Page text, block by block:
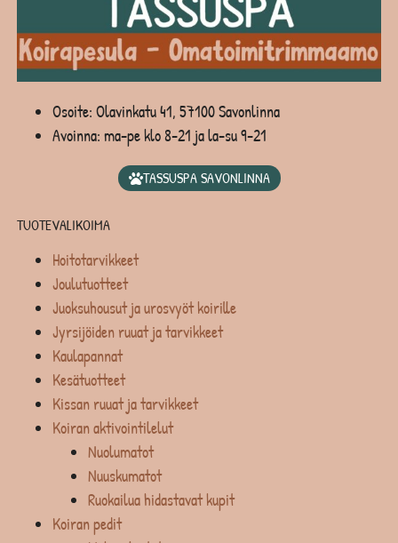
Osoite: Olavinkatu 41, 57100 Savonlinna
Avoinna: ma-pe klo 8-21 ja la-su 9-21
TASSUSPA SAVONLINNA
TUOTEVALIKOIMA
Hoitotarvikkeet
Joulutuotteet
Juoksuhousut ja urosvyöt koirille
Jyrsijöiden ruuat ja tarvikkeet
Kaulapannat
Kesätuotteet
Kissan ruuat ja tarvikkeet
Koiran aktivointilelut
Nuolumatot
Nuuskumatot
Ruokailua hidastavat kupit
Koiran pedit